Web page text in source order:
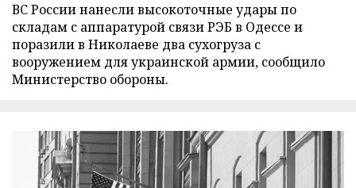
ВС России нанесли высокоточные удары по
складам с аппаратурой связи РЭБ в Одессе и
поразили в Николаеве два сухогруза с
вооружением для украинской армии, сообщило
Министерство обороны.